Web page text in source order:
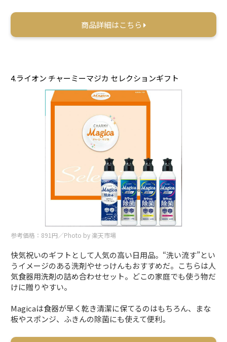
商品詳細はこちら
4.ライオン チャーミーマジカ セレクションギフト
参考価格：891円／Photo by 楽天市場
快気祝いのギフトとして人気の高い日用品。“洗い流す”とい
うイメージのある洗剤やせっけんもおすすめだ。こちらは人
気食器用洗剤の詰め合わせセット。どこの家庭でも使う物だ
けに贈りやすい。
Magicaは食器が早く乾き清潔に保てるのはもちろん、まな
板やスポンジ、ふきんの除菌にも使えて便利。